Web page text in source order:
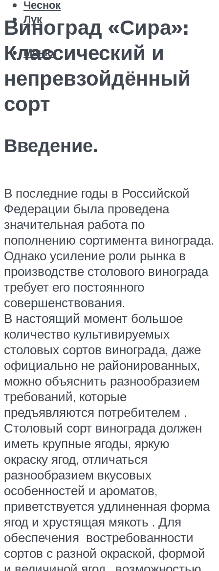
Чеснок
Лук
Меню
Виноград «Сира»:
Классический и
непревзойдённый
сорт
Введение.
В последние годы в Российской
Федерации была проведена
значительная работа по
пополнению сортимента винограда.
Однако усиление роли рынка в
производстве столового винограда
требует его постоянного
совершенствования.
В настоящий момент большое
количество культивируемых
столовых сортов винограда, даже
официально не районированных,
можно объяснить разнообразием
требований, которые
предъявляются потребителем .
Столовый сорт винограда должен
иметь крупные ягоды, яркую
окраску ягод, отличаться
разнообразием вкусовых
особенностей и ароматов,
приветствуется удлиненная форма
ягод и хрустящая мякоть . Для
обеспечения востребованности
сортов с разной окраской, формой